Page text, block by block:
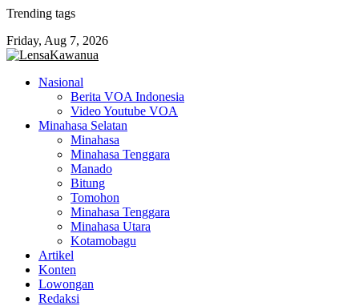
Skip
content
Trending tags
Friday, Aug 7, 2026
Nasional
Berita VOA Indonesia
Video Youtube VOA
Minahasa Selatan
Minahasa
Minahasa Tenggara
Manado
Bitung
Tomohon
Minahasa Tenggara
Minahasa Utara
Kotamobagu
Artikel
Konten
Lowongan
Redaksi